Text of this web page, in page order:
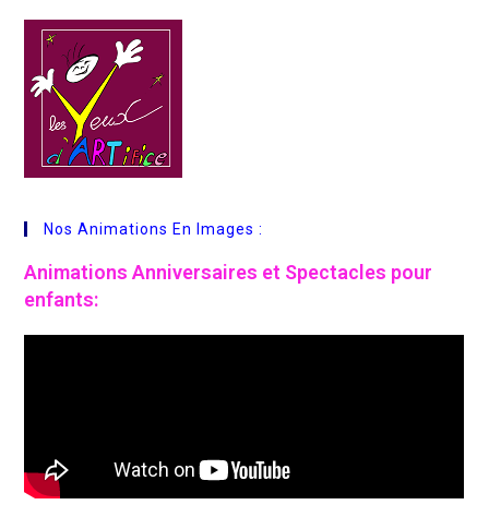
Nos Animations En Images :
Animations Anniversaires et Spectacles pour
enfants: